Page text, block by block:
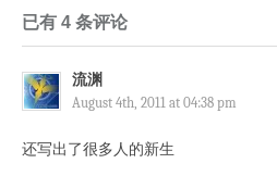
已有 4 条评论
流渊
August 4th, 2011 at 04:38 pm
还写出了很多人的新生